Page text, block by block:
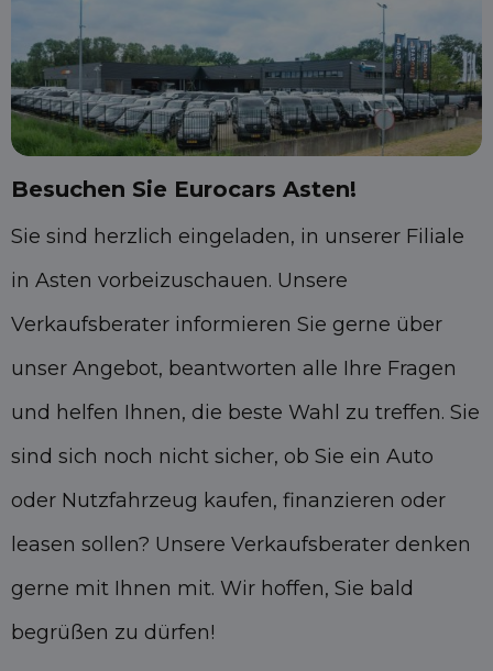
Besuchen Sie Eurocars Asten!
Sie sind herzlich eingeladen, in unserer Filiale
in Asten vorbeizuschauen. Unsere
Verkaufsberater informieren Sie gerne über
unser Angebot, beantworten alle Ihre Fragen
und helfen Ihnen, die beste Wahl zu treffen. Sie
sind sich noch nicht sicher, ob Sie ein Auto
oder Nutzfahrzeug kaufen, finanzieren oder
leasen sollen? Unsere Verkaufsberater denken
gerne mit Ihnen mit. Wir hoffen, Sie bald
begrüßen zu dürfen!